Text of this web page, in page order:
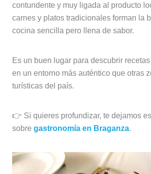
contundente y muy ligada al producto
carnes y platos tradicionales forman la
cocina sencilla pero llena de sabor.
Es un buen lugar para descubrir
en un entorno más auténtico que otras
turísticas del país.
👉 Si quieres profundizar, te dejamos
sobre gastronomía en Braganza.